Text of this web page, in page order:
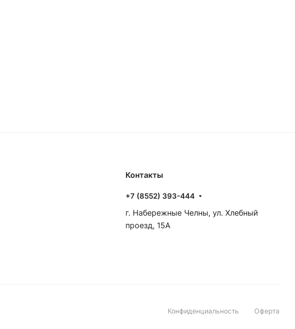
Контакты
+7 (8552) 393-444
г. Набережные Челны, ул. Хлебный
проезд, 15А
Конфиденциальность Оферта